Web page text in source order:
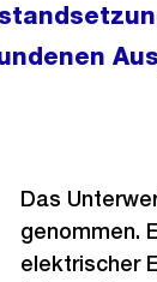
Das
genommen.
elektrischer